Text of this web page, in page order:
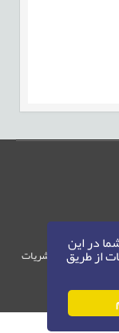
در این
از طریقمدیریت نشریات